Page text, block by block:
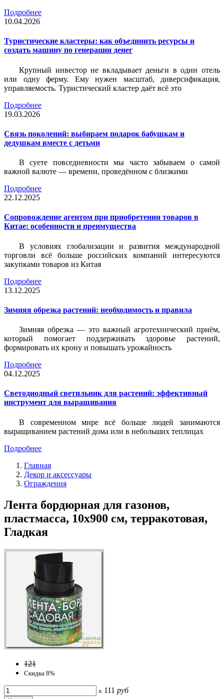
Подробнее
10.04.2026
Туристические кластеры: как объединить ресурсы и
создать машину по генерации денег
Крупный инвестор не вкладывает деньги в один отель
или одну ферму. Ему нужен масштаб, диверсификация,
управляемость. Туристический кластер даёт всё это
Подробнее
19.03.2026
Связь поколений: выбираем подарок бабушкам и
дедушкам вместе с детьми
В суете повседневности мы часто забываем о самой
важной валюте — времени, проведённом с близкими
Подробнее
22.12.2025
Сопровождение агентом при приобретении товаров в
Китае: особенности и преимущества
В условиях глобализации и развития международной
торговли всё больше российских компаний интересуются
закупками товаров из Китая
Подробнее
13.12.2025
Зимняя обрезка растений: необходимость и правила
Зимняя обрезка — это важный агротехнический приём,
который помогает поддерживать здоровье растений,
формировать их крону и повышать урожайность
Подробнее
04.12.2025
Светодиодный светильник для растений: эффективный
инструмент для выращивания
В современном мире всё больше людей занимаются
выращиванием растений дома или в небольших теплицах
Подробнее
Главная
Декор и аксессуары
Ограждения
Лента бордюрная для газонов,
пластмасса, 10х900 см, терракотовая,
Гладкая
121
Скидка 8%
x 111 руб